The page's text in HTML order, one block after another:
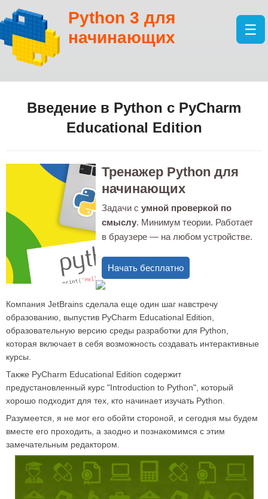
Python 3 для
начинающих
☰
Введение в Python с PyCharm
Educational Edition
Тренажер Python для
начинающих
Задачи с умной проверкой по
смыслу. Минимум теории. Работает
в браузере — на любом устройстве.
Начать бесплатно
Компания JetBrains сделала еще один шаг навстречу
образованию, выпустив PyCharm Educational Edition,
образовательную версию среды разработки для Python,
которая включает в себя возможность создавать интерактивные
курсы.
Также PyCharm Educational Edition содержит
предустановленный курс "Introduction to Python", который
хорошо подходит для тех, кто начинает изучать Python.
Разумеется, я не мог его обойти стороной, и сегодня мы будем
вместе его проходить, а заодно и познакомимся с этим
замечательным редактором.